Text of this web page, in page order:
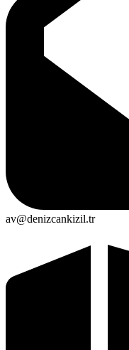
av@denizcankizil.tr